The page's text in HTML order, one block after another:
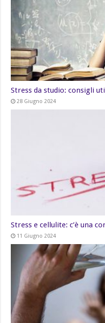
Stress da studio: consigli
28 Giugno 2024
Stress e cellulite: c’è una
11 Giugno 2024